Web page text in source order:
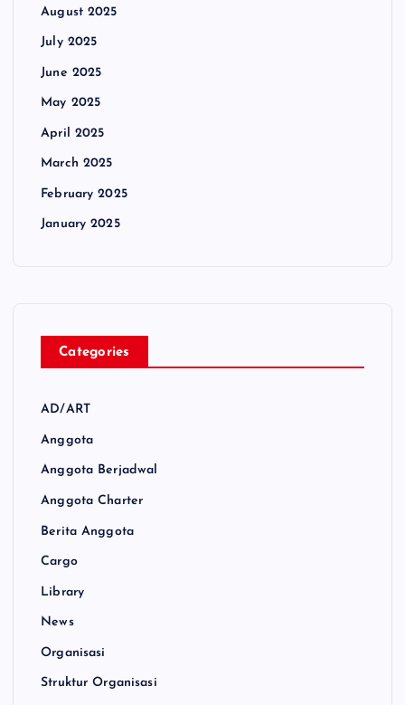
August 2025
July 2025
June 2025
May 2025
April 2025
March 2025
February 2025
January 2025
Categories
AD/ART
Anggota
Anggota Berjadwal
Anggota Charter
Berita Anggota
Cargo
Library
News
Organisasi
Struktur Organisasi